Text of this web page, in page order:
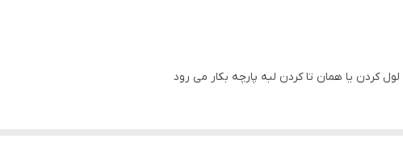
کردن یا همان تا کردن لبه پارچه بکار می رود